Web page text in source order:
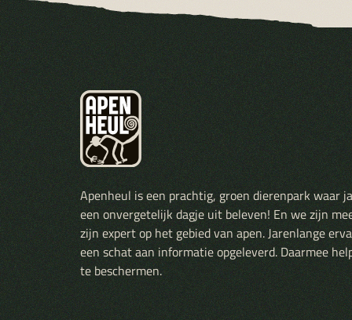
Apenheul is een prachtig, groen dierenpark waar
een onvergetelijk dagje uit beleven! En we zijn
zijn expert op het gebied van apen. Jarenlange
een schat aan informatie opgeleverd. Daarmee
te beschermen.